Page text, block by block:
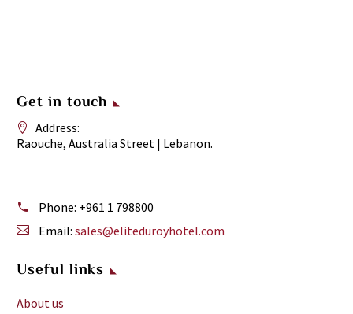
Get in touch
Address:
Raouche, Australia Street | Lebanon.
Phone: +961 1 798800
Email: sales@eliteduroyhotel.com
Useful links
About us